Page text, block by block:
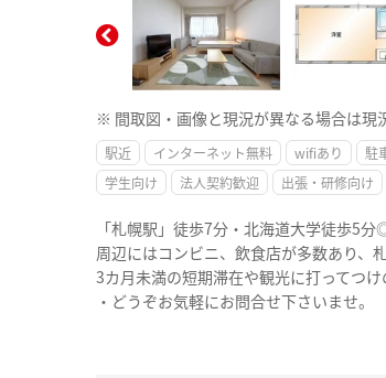
※ 間取図・画像と現況が異なる場合は現
駅近 インターネット無料 wifiあり 駐
学生向け
法人契約歓迎 出張・研修向け
「札幌駅」徒歩7分・北海道大学徒歩5
周辺にはコンビニ、飲食店が多数あり、
3カ月未満の短期滞在や観光に打ってつ
・どうぞお気軽にお問合せ下さいませ。